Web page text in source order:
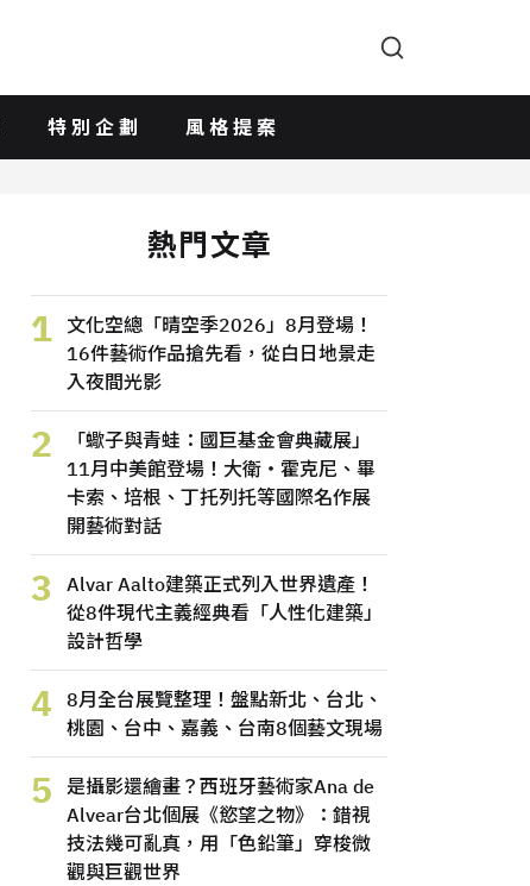
特別企劃 風格提案
熱門文章
1
文化空總「晴空季2026」8月登場！
16件藝術作品搶先看，從白日地景走
入夜間光影
2
「蠍子與青蛙：國巨基金會典藏展」
11月中美館登場！大衛・霍克尼、畢
卡索、培根、丁托列托等國際名作展
開藝術對話
3
Alvar Aalto建築正式列入世界遺產！
從8件現代主義經典看「人性化建築」
設計哲學
4
8月全台展覽整理！盤點新北、台北、
桃園、台中、嘉義、台南8個藝文現場
5
是攝影還繪畫？西班牙藝術家Ana de
Alvear台北個展《慾望之物》：錯視
技法幾可亂真，用「色鉛筆」穿梭微
觀與巨觀世界